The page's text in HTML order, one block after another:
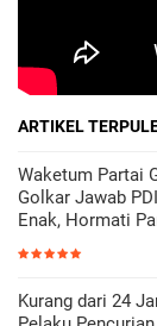
ARTIKEL
Waketum Partai
Golkar Jawab
Enak, Hormati
Kurang dari 24